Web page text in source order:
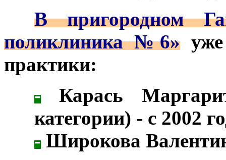
В пригородном
поликлиника №6»уже
практики:
- Карась
категории) - с 2002
- Широкова